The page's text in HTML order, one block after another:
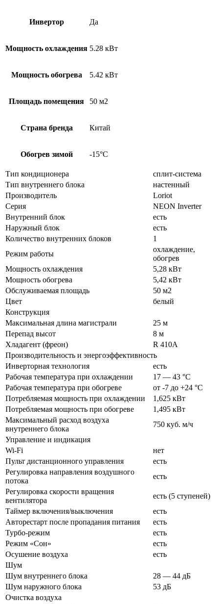
Инвертор Да
Мощность охлаждения 5.28 кВт
Мощность обогрева 5.42 кВт
Площадь помещения 50 м2
Страна бренда Китай
Обогрев зимой -15°С
Тип кондиционера
сплит-система
Тип внутреннего блока
настенный
Производитель
Loriot
Серия
NEON Inverter
Внутренний блок
есть
Наружный блок
есть
Количество внутренних блоков
1
Режим работы
охлаждение,
обогрев
Мощность охлаждения
5,28 кВт
Мощность обогрева
5,42 кВт
Обслуживаемая площадь
50 м2
Цвет
белый
Конструкция
Максимальная длина магистрали
25 м
Перепад высот
8 м
Хладагент (фреон)
R 410A
Производительность и энергоэффективность
Инверторная технология
есть
Рабочая температура при охлаждении
17 — 43 °C
Рабочая температура при обогреве
от -7 до +24 °C
Потребляемая мощность при охлаждении
1,625 кВт
Потребляемая мощность при обогреве
1,495 кВт
Максимальный расход воздуха
внутреннего блока
750 куб. м/ч
Управление и индикация
Wi-Fi
нет
Пульт дистанционного управления
есть
Регулировка направления воздушного
потока
есть
Регулировка скорости вращения
вентилятора
есть (5 ступеней)
Таймер включения/выключения
есть
Авторестарт после пропадания питания
есть
Турбо-режим
есть
Режим «Сон»
есть
Осушение воздуха
есть
Шум
Шум внутреннего блока
28 — 44 дБ
Шум наружного блока
53 дБ
Очистка воздуха